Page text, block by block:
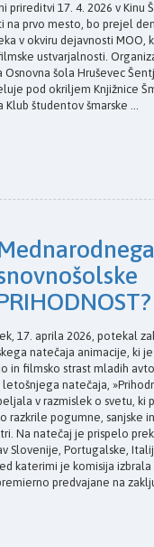
prireditvi 17. 4. 2026 v Kinu
na prvo mesto, bo prejel
v okviru dejavnosti MOO,
ustvarjalnosti.
šola Hruševec
pod okriljem Knjižnice
Klub študentov šmarske ...
17. aprila 2026, potekal
natečaja animacije, ki
in filmsko strast mladih
natečaja,
v razmislek o svetu, ki
razkrile pogumne, sanjske
Na natečaj je prispelo
Slovenije, Portugalske,
katerimi je komisija izbrala
predvajane na